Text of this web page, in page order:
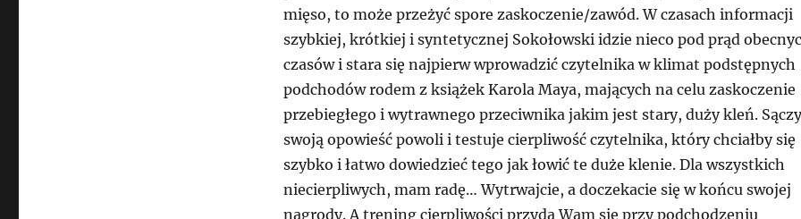
mięso, to może przeżyć spore zaskoczenie/zawód. W czasach informacji
szybkiej, krótkiej i syntetycznej Sokołowski idzie nieco pod prąd
czasów i stara się najpierw wprowadzić czytelnika w klimat podstępnych
podchodów rodem z książek Karola Maya, mających na celu zaskoczenie
przebiegłego i wytrawnego przeciwnika jakim jest stary, duży kleń. Sączy
swoją opowieść powoli i testuje cierpliwość czytelnika, który chciałby się
szybko i łatwo dowiedzieć tego jak łowić te duże klenie. Dla wszystkich
niecierpliwych, mam radę… Wytrwajcie, a doczekacie się w końcu swojej
nagrody. A trening cierpliwości przyda Wam się przy podchodzeniu